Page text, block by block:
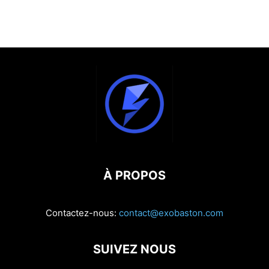
À PROPOS
Contactez-nous: contact@exobaston.com
SUIVEZ NOUS